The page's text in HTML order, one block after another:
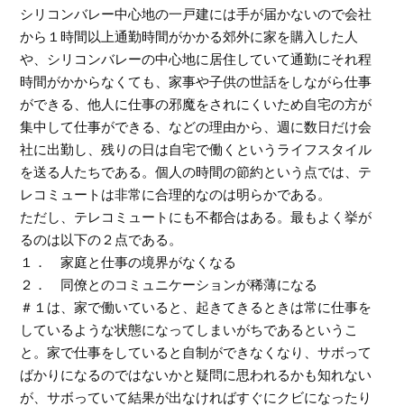
シリコンバレー中心地の一戸建には手が届かないので会社
から１時間以上通勤時間がかかる郊外に家を購入した人
や、シリコンバレーの中心地に居住していて通勤にそれ程
時間がかからなくても、家事や子供の世話をしながら仕事
ができる、他人に仕事の邪魔をされにくいため自宅の方が
集中して仕事ができる、などの理由から、週に数日だけ会
社に出勤し、残りの日は自宅で働くというライフスタイル
を送る人たちである。個人の時間の節約という点では、テ
レコミュートは非常に合理的なのは明らかである。
ただし、テレコミュートにも不都合はある。最もよく挙が
るのは以下の２点である。
１． 家庭と仕事の境界がなくなる
２． 同僚とのコミュニケーションが稀薄になる
＃１は、家で働いていると、起きてきるときは常に仕事を
しているような状態になってしまいがちであるというこ
と。家で仕事をしていると自制ができなくなり、サボって
ばかりになるのではないかと疑問に思われるかも知れない
が、サボっていて結果が出なければすぐにクビになったり